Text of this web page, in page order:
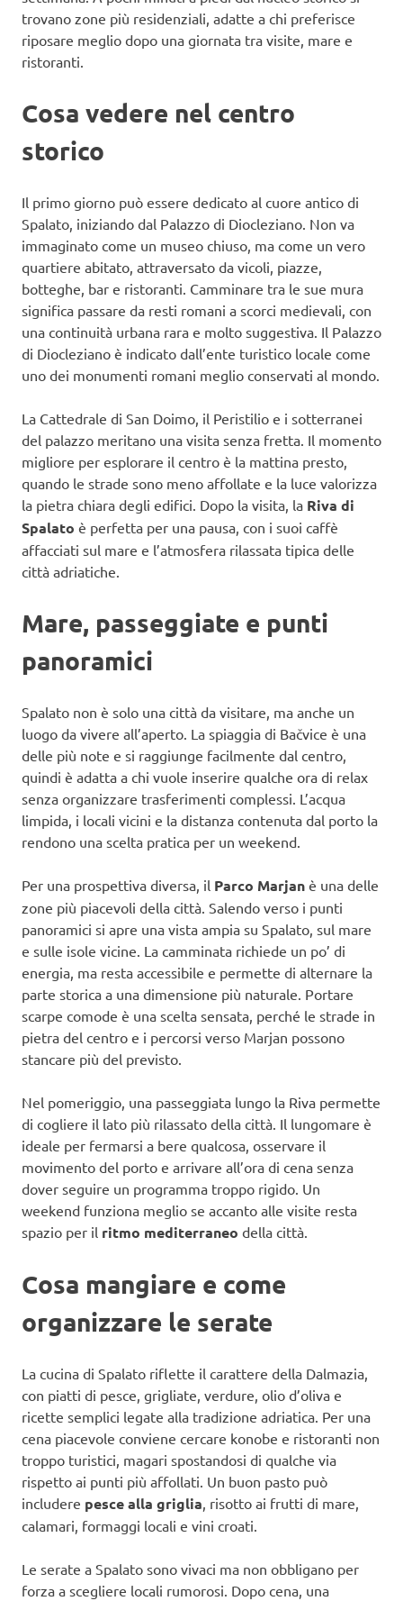
trovano zone più residenziali, adatte a chi preferisce
riposare meglio dopo una giornata tra visite, mare e
ristoranti.
Cosa vedere nel centro
storico
Il primo giorno può essere dedicato al cuore antico di
Spalato, iniziando dal Palazzo di Diocleziano. Non va
immaginato come un museo chiuso, ma come un vero
quartiere abitato, attraversato da vicoli, piazze,
botteghe, bar e ristoranti. Camminare tra le sue mura
significa passare da resti romani a scorci medievali, con
una continuità urbana rara e molto suggestiva. Il Palazzo
di Diocleziano è indicato dall’ente turistico locale come
uno dei monumenti romani meglio conservati al mondo.
La Cattedrale di San Doimo, il Peristilio e i sotterranei
del palazzo meritano una visita senza fretta. Il momento
migliore per esplorare il centro è la mattina presto,
quando le strade sono meno affollate e la luce valorizza
la pietra chiara degli edifici. Dopo la visita, la Riva di
Spalato è perfetta per una pausa, con i suoi caffè
affacciati sul mare e l’atmosfera rilassata tipica delle
città adriatiche.
Mare, passeggiate e punti
panoramici
Spalato non è solo una città da visitare, ma anche un
luogo da vivere all’aperto. La spiaggia di Bačvice è una
delle più note e si raggiunge facilmente dal centro,
quindi è adatta a chi vuole inserire qualche ora di relax
senza organizzare trasferimenti complessi. L’acqua
limpida, i locali vicini e la distanza contenuta dal porto la
rendono una scelta pratica per un weekend.
Per una prospettiva diversa, il Parco Marjan è una delle
zone più piacevoli della città. Salendo verso i punti
panoramici si apre una vista ampia su Spalato, sul mare
e sulle isole vicine. La camminata richiede un po’ di
energia, ma resta accessibile e permette di alternare la
parte storica a una dimensione più naturale. Portare
scarpe comode è una scelta sensata, perché le strade in
pietra del centro e i percorsi verso Marjan possono
stancare più del previsto.
Nel pomeriggio, una passeggiata lungo la Riva permette
di cogliere il lato più rilassato della città. Il lungomare è
ideale per fermarsi a bere qualcosa, osservare il
movimento del porto e arrivare all’ora di cena senza
dover seguire un programma troppo rigido. Un
weekend funziona meglio se accanto alle visite resta
spazio per il ritmo mediterraneo della città.
Cosa mangiare e come
organizzare le serate
La cucina di Spalato riflette il carattere della Dalmazia,
con piatti di pesce, grigliate, verdure, olio d’oliva e
ricette semplici legate alla tradizione adriatica. Per una
cena piacevole conviene cercare konobe e ristoranti non
troppo turistici, magari spostandosi di qualche via
rispetto ai punti più affollati. Un buon pasto può
includere pesce alla griglia, risotto ai frutti di mare,
calamari, formaggi locali e vini croati.
Le serate a Spalato sono vivaci ma non obbligano per
forza a scegliere locali rumorosi. Dopo cena, una